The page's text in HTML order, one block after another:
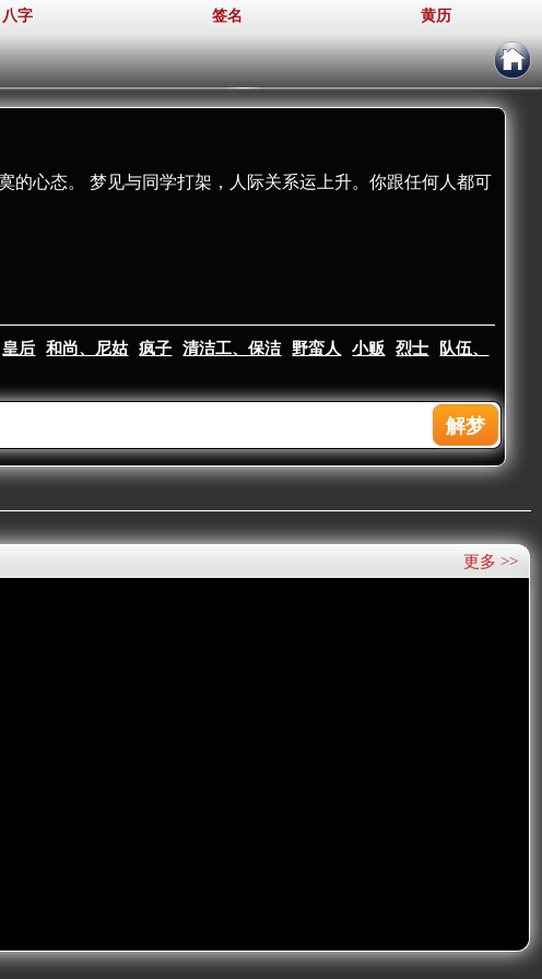
八字 签名 黄历
的心态。 梦见与同学打架，人际关系运上升。你跟任何人都可
皇后 和尚、尼姑 疯子 清洁工、保洁 野蛮人 小贩 烈士
队伍、
更多 >>